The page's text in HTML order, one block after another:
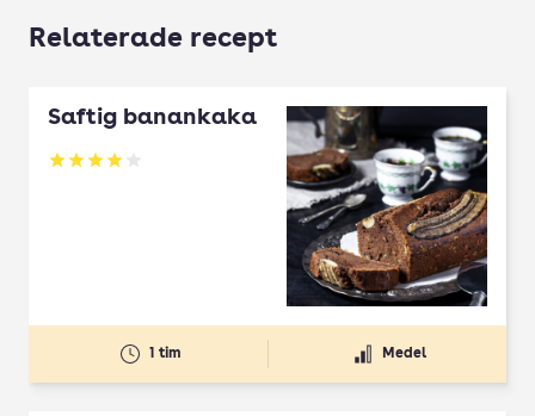
Relaterade recept
Saftig banankaka
Betyg: 4.03 av 5
1 tim Medel